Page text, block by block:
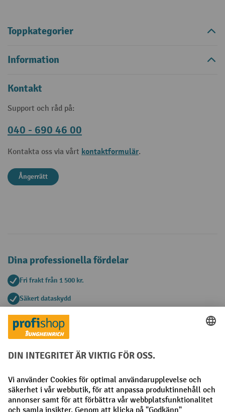
Toppkategorier
Information
Kontakt
Support och råd på:
040 - 690 46 00
Kontakta oss via vårt kontaktformulär.
Ångerrätt
Dina professionella fördelar
Fri frakt från 1 500 kr.
Säkert dataskydd
Personlig köprådgivning
Betalningsmetoder
Faktura Förskottsbetalning
Sociala nätverk